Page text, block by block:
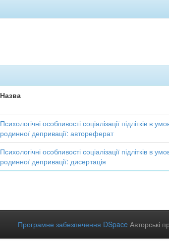
Назва
Психологічні особливості соціалізації підлітків в
родинної депривації: автореферат
Психологічні особливості соціалізації підлітків в
родинної депривації: дисертація
Програмне забезпечення DSpace Авторські